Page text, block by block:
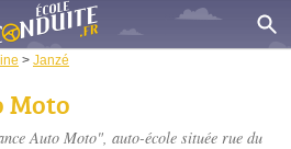
> Janzé
Moto
Auto Moto", auto-école située rue du